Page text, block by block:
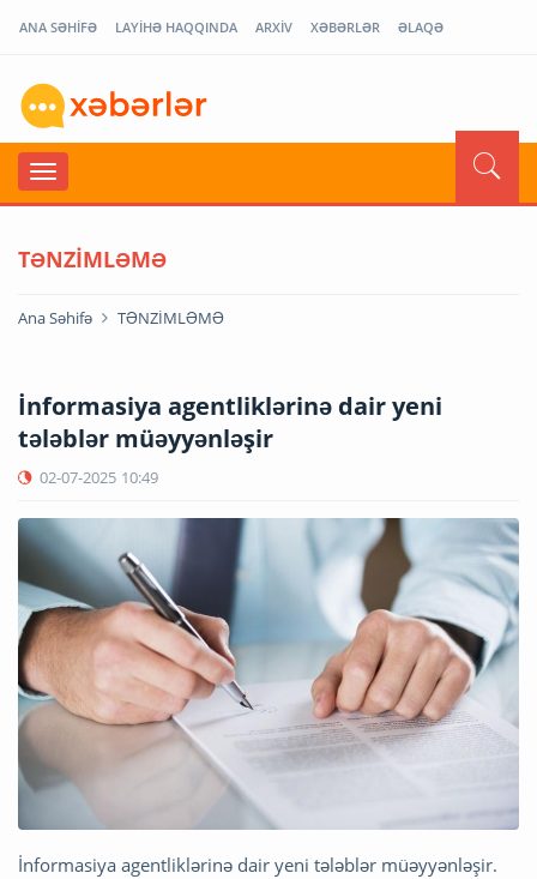
ANA SƏHİFƏ LAYİHƏ HAQQINDA ARXİV XƏBƏRLƏR ƏLAQƏ
TƏNZİMLƏMƏ
Ana Səhifə TƏNZİMLƏMƏ
İnformasiya agentliklərinə dair yeni
tələblər müəyyənləşir
02-07-2025 10:49
İnformasiya agentliklərinə dair yeni tələblər müəyyənləşir.